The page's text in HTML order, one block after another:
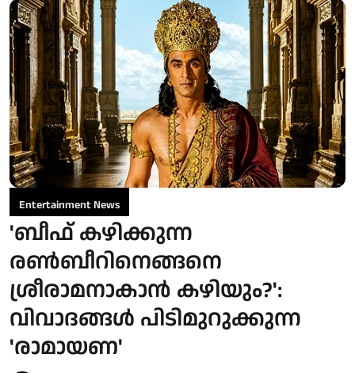
Entertainment News
'ബീഫ് കഴിക്കുന്ന
രൺബീറിനെങ്ങനെ
ശ്രീരാമനാകാൻ കഴിയും?':
വിവാദങ്ങൾ പിടിമുറുക്കുന്ന
'രാമായണ'